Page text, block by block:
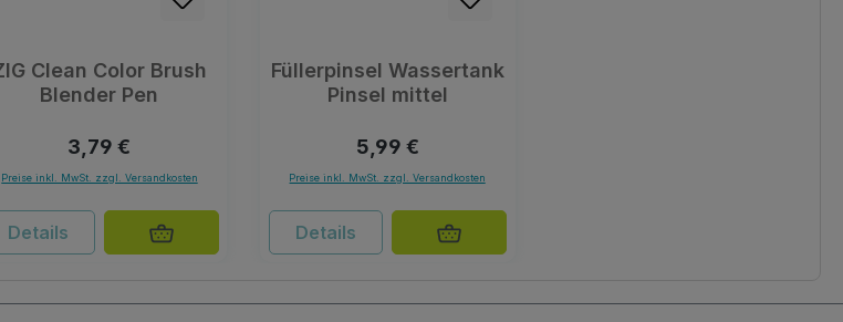
Clean Color Brush
Blender Pen
Regulärer Preis:
3,79 €
Preise inkl. MwSt. zzgl. Versandkosten
Details
Füllerpinsel Wassertank
Pinsel mittel
Regulärer Preis:
5,99 €
Preise inkl. MwSt. zzgl. Versandkosten
Details